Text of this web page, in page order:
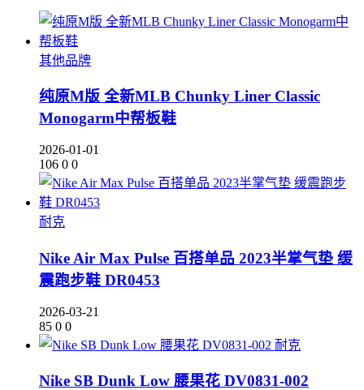
其他品牌
纯原M版 全新MLB Chunky Liner Classic
Monogarm中帮板鞋
2026-01-01
106 0 0
耐克
Nike Air Max Pulse 百搭单品 2023半掌气垫 缓
震跑步鞋 DR0453
2026-03-21
85 0 0
耐克
Nike SB Dunk Low 腰果花 DV0831-002